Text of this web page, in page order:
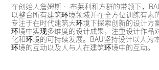
在创始人詹姆斯• 布莱利和方群的带领下，
以整合所有建筑环境领域并在全方位训练有素
专注于在时代建筑大环境下探索创新的设计方
环境中实现多维度的设计成果，注重设计作品
化和环境的可持续发展。BAU坚持设计以人为
环境的互动以及人与人在建筑环境中的互动。